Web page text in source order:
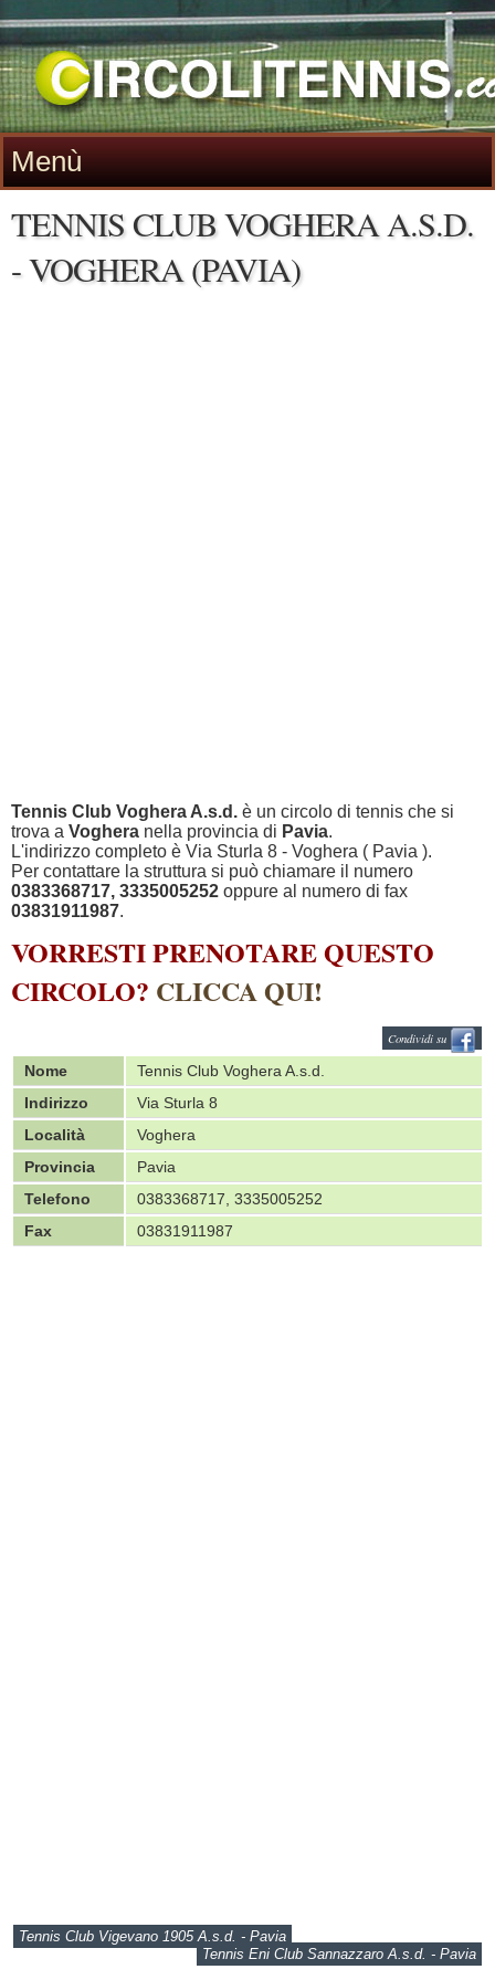
Menù
TENNIS CLUB VOGHERA A.S.D.
- VOGHERA (PAVIA)
Tennis Club Voghera A.s.d. è un circolo di tennis che si
trova a Voghera nella provincia di Pavia.
L'indirizzo completo è Via Sturla 8 - Voghera ( Pavia ).
Per contattare la struttura si può chiamare il numero
0383368717, 3335005252 oppure al numero di fax
03831911987.
VORRESTI PRENOTARE QUESTO
CIRCOLO? CLICCA QUI!
Condividi su
Nome
Tennis Club Voghera A.s.d.
Indirizzo
Via Sturla 8
Località
Voghera
Provincia
Pavia
Telefono
0383368717, 3335005252
Fax
03831911987
Tennis Club Vigevano 1905 A.s.d. - Pavia
Tennis Eni Club Sannazzaro A.s.d. - Pavia